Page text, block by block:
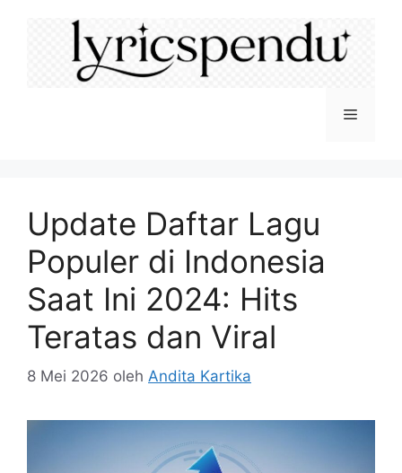
Menu
Update Daftar Lagu
Populer di Indonesia
Saat Ini 2024: Hits
Teratas dan Viral
8 Mei 2026 oleh Andita Kartika